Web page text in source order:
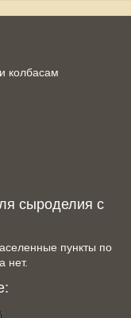
сыроделия с
пункты по
нет.